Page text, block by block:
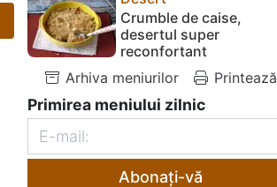
Crumble de caise,
desertul super
reconfortant
Arhiva meniurilor
Printează
Primirea meniului zilnic
Abonați-vă